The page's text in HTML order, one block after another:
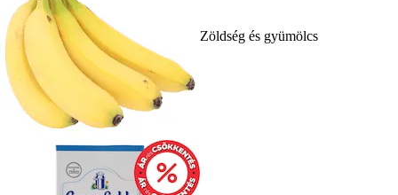
Zöldség és gyümölcs